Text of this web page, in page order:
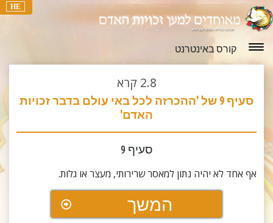
HE
קורס באינטרנט
2.8 קרא
סעיף 9 של 'ההכרזה לכל באי עולם בדבר זכויות
האדם'
סעיף 9
אף אחד לא יהיה נתון למאסר שרירותי, מעצר או גלות.
המשך